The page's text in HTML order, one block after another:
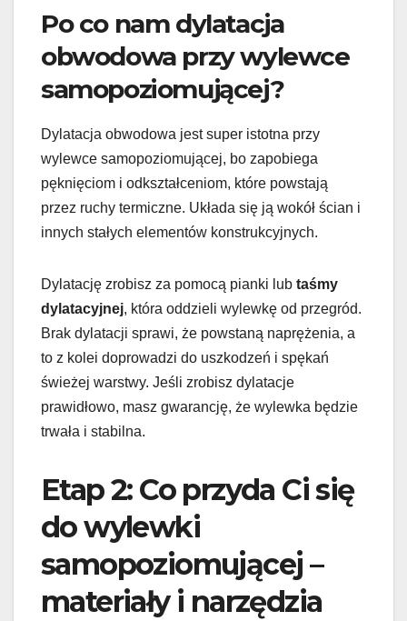
Po co nam dylatacja
obwodowa przy wylewce
samopoziomującej?
Dylatacja obwodowa jest super istotna przy
wylewce samopoziomującej, bo zapobiega
pęknięciom i odkształceniom, które powstają
przez ruchy termiczne. Układa się ją wokół ścian i
innych stałych elementów konstrukcyjnych.
Dylatację zrobisz za pomocą pianki lub taśmy
dylatacyjnej, która oddzieli wylewkę od przegród.
Brak dylatacji sprawi, że powstaną naprężenia, a
to z kolei doprowadzi do uszkodzeń i spękań
świeżej warstwy. Jeśli zrobisz dylatacje
prawidłowo, masz gwarancję, że wylewka będzie
trwała i stabilna.
Etap 2: Co przyda Ci się
do wylewki
samopoziomującej –
materiały i narzędzia